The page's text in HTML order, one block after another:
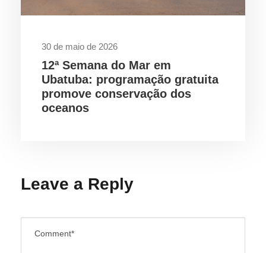
30 de maio de 2026
12ª Semana do Mar em
Ubatuba: programação gratuita
promove conservação dos
oceanos
Leave a Reply